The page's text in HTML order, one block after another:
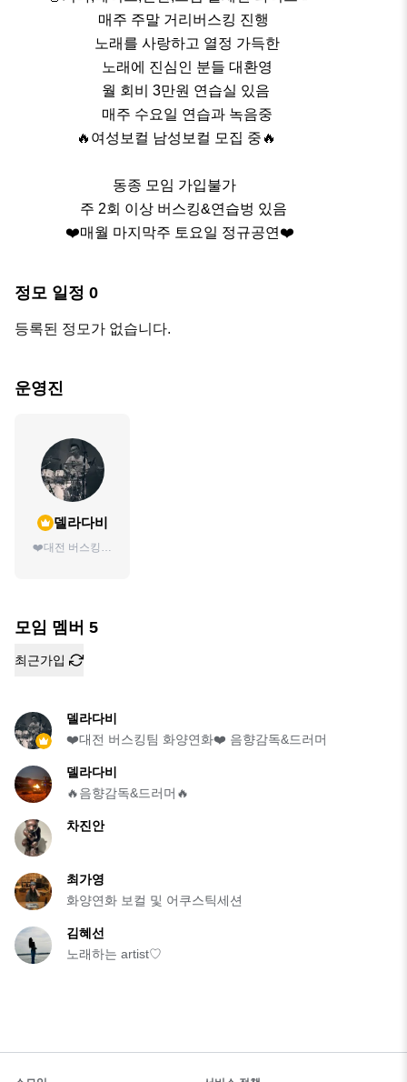
              ❤️매월 마지막주 토요일 정규공연❤️
정모 일정 0
등록된 정모가 없습니다.
운영진
델라다비
❤️대전 버스킹팀
모임 멤버 5
최근가입
델라다비
❤️대전 버스킹팀 화양연화❤️ 음향감독&드러머
델라다비
🔥음향감독&드러머🔥
차진안
최가영
화양연화 보컬 및 어쿠스틱세션
김혜선
노래하는 artist♡